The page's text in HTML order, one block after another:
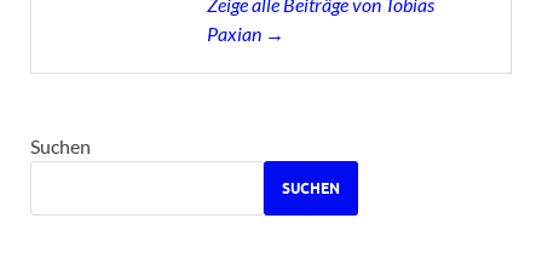
Paxian →
Suchen
SUCHEN